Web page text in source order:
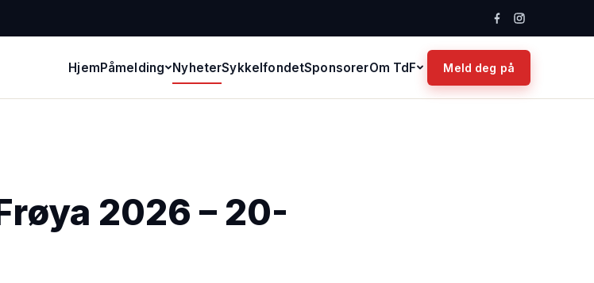
HjemPåmelding NyheterSykkelfondetSponsorerOm TdF Meld deg på
2026 – 20-